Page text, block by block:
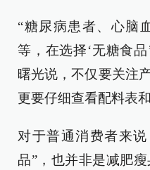
“糖尿病患者、心脑
等，在选择‘无糖食
曙光说，不仅要关注
更要仔细查看配料表
对于普通消费者来
品”，也并非是减肥